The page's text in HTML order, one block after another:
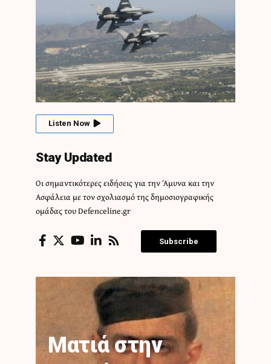
Listen Now
Stay Updated
Οι σημαντικότερες ειδήσεις για την Άμυνα και την
Ασφάλεια με τον σχολιασμό της δημοσιογραφικής
ομάδας του Defenceline.gr
Subscribe
Ματιά στην